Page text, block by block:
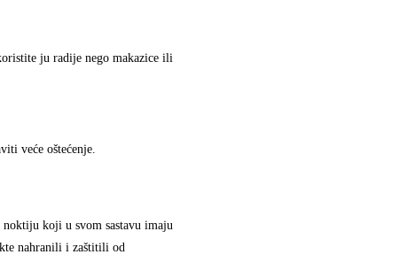
ju radije nego makazice ili
veće oštećenje.
koji u svom sastavu imaju
nahranili i zaštitili od